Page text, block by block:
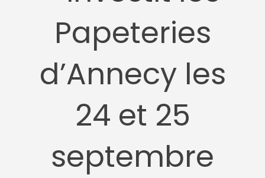
Papeteries
d’Annecy les
24 et 25
septembre